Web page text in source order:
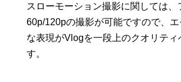
スローモーション撮影に関しては、
60p/120pの撮影が可能ですので、
な表現がVlogを一段上のクオリティ
す。